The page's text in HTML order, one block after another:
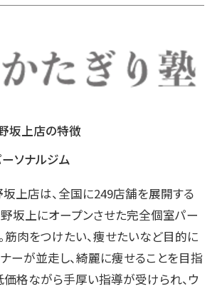
坂上店の特徴
ソナルジム
上店は、全国に249店舗を展開する
坂上にオープンさせた完全個室パー
筋肉をつけたい、痩せたいなど目的に
ーが並走し、綺麗に痩せることを目指
価格ながら手厚い指導が受けられ、ウ